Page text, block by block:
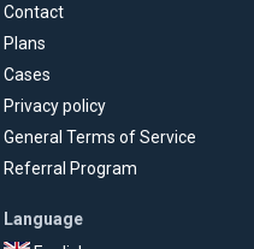
Contact
Plans
Cases
Privacy policy
General Terms of Service
Referral Program
Language